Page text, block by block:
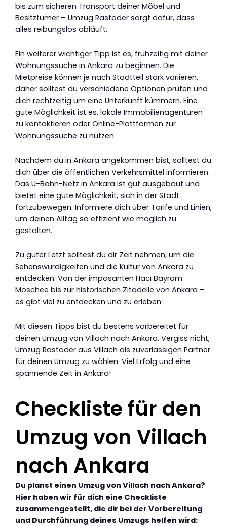
bis zum sicheren Transport deiner Möbel und
Besitztümer – Umzug Rastoder sorgt dafür, dass
alles reibungslos abläuft.
Ein weiterer wichtiger Tipp ist es, frühzeitig mit deiner
Wohnungssuche in Ankara zu beginnen. Die
Mietpreise können je nach Stadtteil stark variieren,
daher solltest du verschiedene Optionen prüfen und
dich rechtzeitig um eine Unterkunft kümmern. Eine
gute Möglichkeit ist es, lokale Immobilienagenturen
zu kontaktieren oder Online-Plattformen zur
Wohnungssuche zu nutzen.
Nachdem du in Ankara angekommen bist, solltest du
dich über die öffentlichen Verkehrsmittel informieren.
Das U-Bahn-Netz in Ankara ist gut ausgebaut und
bietet eine gute Möglichkeit, sich in der Stadt
fortzubewegen. Informiere dich über Tarife und Linien,
um deinen Alltag so effizient wie möglich zu
gestalten.
Zu guter Letzt solltest du dir Zeit nehmen, um die
Sehenswürdigkeiten und die Kultur von Ankara zu
entdecken. Von der imposanten Hacı Bayram
Moschee bis zur historischen Zitadelle von Ankara –
es gibt viel zu entdecken und zu erleben.
Mit diesen Tipps bist du bestens vorbereitet für
deinen Umzug von Villach nach Ankara. Vergiss nicht,
Umzug Rastoder aus Villach als zuverlässigen Partner
für deinen Umzug zu wählen. Viel Erfolg und eine
spannende Zeit in Ankara!
Checkliste für den
Umzug von Villach
nach Ankara
Du planst einen Umzug von Villach nach Ankara?
Hier haben wir für dich eine Checkliste
zusammengestellt, die dir bei der Vorbereitung
und Durchführung deines Umzugs helfen wird: